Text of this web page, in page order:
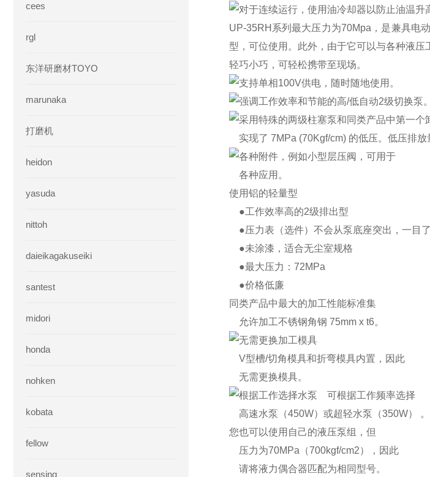
cees
rgl
东洋研磨材TOYO
marunaka
打磨机
heidon
yasuda
nittoh
daieikagakuseiki
santest
midori
honda
nohken
kobata
fellow
sensing
对于连续运行，使用油冷却器以防止油温升
UP-35RH系列最大压力为70Mpa，是兼具电
型，可位使用。 此外，由于它可以与各种液压
轻巧小巧，可轻松携带至现场。
支持单相100V供电，随时随地使用。
强调工作效率和节能的高/低自动2级切换泵。
采用特殊的两级柱塞泵和同类产品中第一个
实现了 7MPa (70Kgf/cm) 的低压。 低压排放
各种附件，例如小型层压阀，可用于
各种应用。
使用铝的轻量型
●工作效率高的2级排出型
●压力表（选件）不会从泵底座突出，一目
●未涂漆，适合无尘室规格
●最大压力：72MPa
●价格低廉
同类产品中最大的加工性能标准集
允许加工不锈钢角钢 75mm x t6。
无需更换加工模具
V型槽/切角模具和折弯模具内置，因此
无需更换模具。
根据工作选择水泵 可根据工作频率选择
高速水泵（450W）或超轻水泵（350W） 。
您也可以使用自己的液压泵组，但
压力为70MPa（700kgf/cm2），因此
请将液力偶合器匹配为相同型号。